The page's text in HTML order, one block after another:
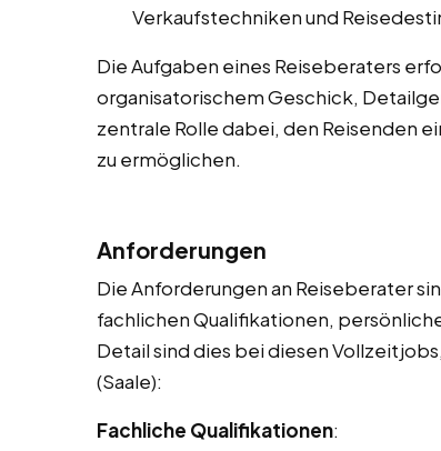
Verkaufstechniken und
Die Aufgaben eines Reiseberaters
organisatorischem Geschick,
zentrale Rolle dabei, den Reisenden
zu ermöglichen.
Anforderungen
Die Anforderungen an Reiseberater
fachlichen Qualifikationen,
Detail sind dies bei diesen
(Saale):
Fachliche Qualifikationen: